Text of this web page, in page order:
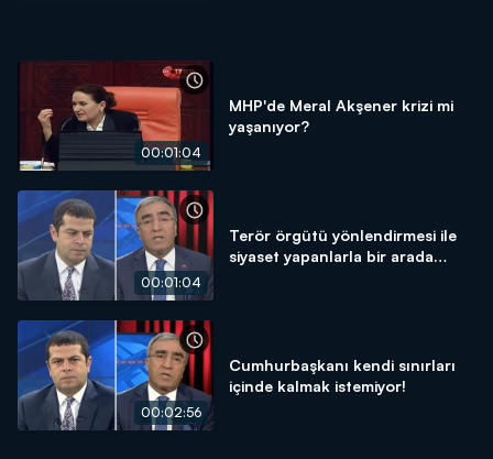
00:01:04
MHP'de Meral Akşener krizi mi
yaşanıyor?
00:01:04
Terör örgütü yönlendirmesi ile
siyaset yapanlarla bir arada
00:02:56
Cumhurbaşkanı kendi sınırları
içinde kalmak istemiyor!